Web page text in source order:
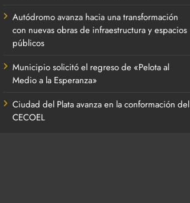
Autódromo avanza hacia una transformación
con nuevas obras de infraestructura y espacios
públicos
Municipio solicitó el regreso de «Pelota al
Medio a la Esperanza»
Ciudad del Plata avanza en la conformación del
CECOEL